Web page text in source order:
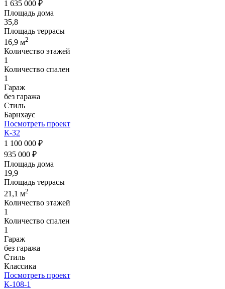
1 635 000 ₽
Площадь дома
35,8
Площадь террасы
16,9 м2
Количество этажей
1
Количество спален
1
Гараж
без гаража
Стиль
Барнхаус
Посмотреть проект
К-32
1 100 000 ₽
935 000 ₽
Площадь дома
19,9
Площадь террасы
21,1 м2
Количество этажей
1
Количество спален
1
Гараж
без гаража
Стиль
Классика
Посмотреть проект
К-108-1